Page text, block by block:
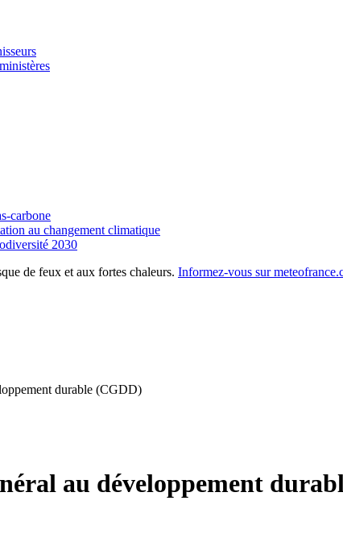
carbone
au changement climatique
2030
de feux et aux fortes chaleurs. Informez-vous sur
durable (CGDD)
au développement